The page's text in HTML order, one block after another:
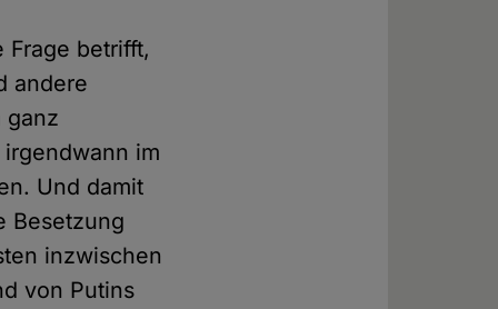
Frage betrifft,
andere
ganz
im
Und damit
Besetzung
inzwischen
von Putins